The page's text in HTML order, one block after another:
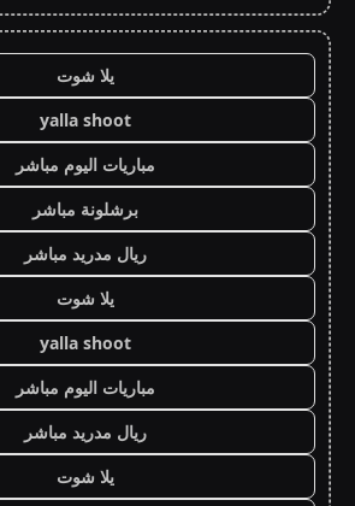
يلا شوت
yalla shoot
مباريات اليوم مباشر
برشلونة مباشر
ريال مدريد مباشر
يلا شوت
yalla shoot
مباريات اليوم مباشر
ريال مدريد مباشر
يلا شوت